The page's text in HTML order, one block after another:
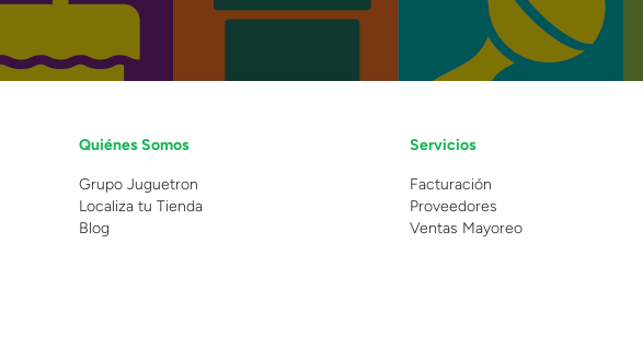
Quiénes Somos
Grupo Juguetron
Localiza tu Tienda
Blog
Servicios
Facturación
Proveedores
Ventas Mayoreo